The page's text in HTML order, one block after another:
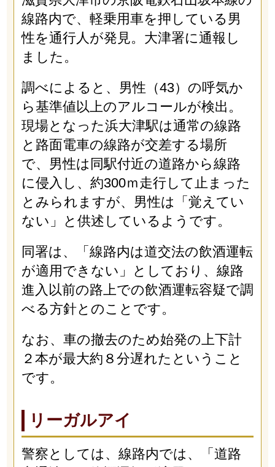
線路内で、軽乗用車を押している男
性を通行人が発見。大津署に通報し
ました。
調べによると、男性（43）の呼気か
ら基準値以上のアルコールが検出。
現場となった浜大津駅は通常の線路
と路面電車の線路が交差する場所
で、男性は同駅付近の道路から線路
に侵入し、約300ｍ走行して止まった
とみられますが、男性は「覚えてい
ない」と供述しているようです。
同署は、「線路内は道交法の飲酒運転
が適用できない」としており、線路
進入以前の路上での飲酒運転容疑で調
べる方針とのことです。
なお、車の撤去のため始発の上下計
２本が最大約８分遅れたということ
です。
リーガルアイ
警察としては、線路内では、「道路